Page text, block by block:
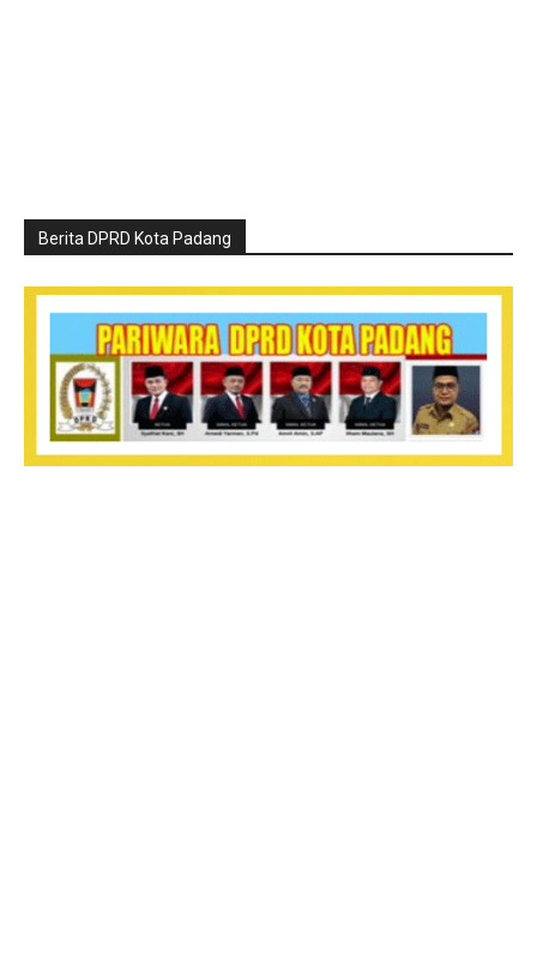
Berita DPRD Kota Padang